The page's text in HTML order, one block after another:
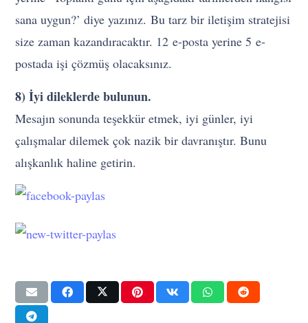
sana uygun?’ diye yazınız. Bu tarz bir iletişim stratejisi
size zaman kazandıracaktır. 12 e-posta yerine 5 e-
postada işi çözmüş olacaksınız.
8) İyi dileklerde bulunun.
Mesajın sonunda teşekkür etmek, iyi günler, iyi
çalışmalar dilemek çok nazik bir davranıştır. Bunu
alışkanlık haline getirin.